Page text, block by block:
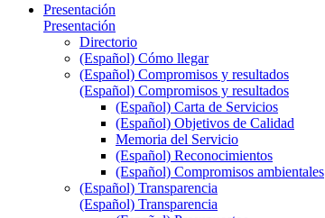
Presentación
Presentación
Directorio
(Español) Cómo llegar
(Español) Compromisos y resultados
(Español) Compromisos y resultados
(Español) Carta de Servicios
(Español) Objetivos de Calidad
Memoria del Servicio
(Español) Reconocimientos
(Español) Compromisos ambientales
(Español) Transparencia
(Español) Transparencia